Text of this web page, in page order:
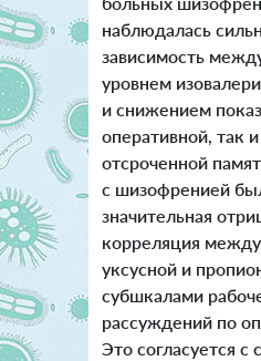
наблюдалась
зависимость
уровнем
и снижением
оперативной, так
отсроченной
с шизофренией
значительная
корреляция
уксусной и
субшкалами
рассуждений по
Это согласуется